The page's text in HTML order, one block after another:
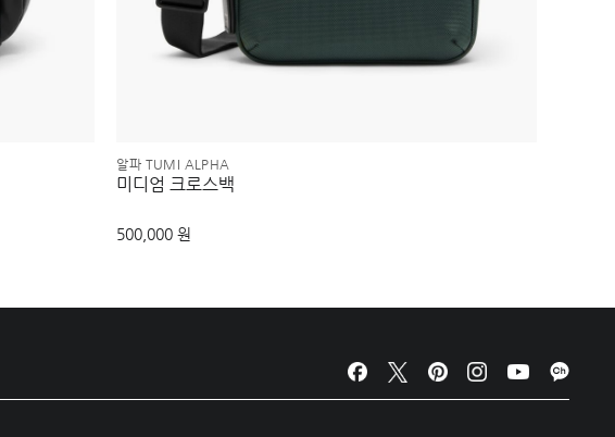
알파 TUMI ALPHA
미디엄 크로스백
500,000 원